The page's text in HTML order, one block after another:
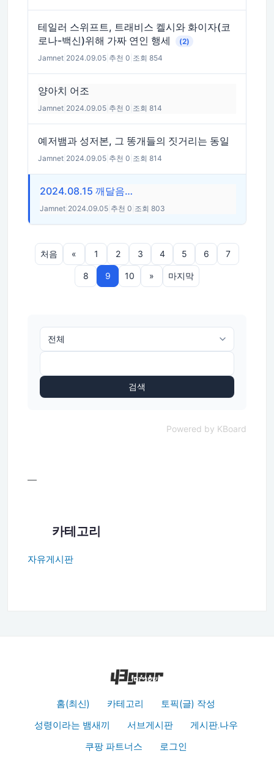
테일러 스위프트, 트래비스 켈시와 화이자(코
로나-백신)위해 가짜 연인 행세
(2)
Jamnet 2024.09.05 추천 0 조회 854
양아치 어조
Jamnet 2024.09.05 추천 0 조회 814
예저뱀과 성저본, 그 똥개들의 짓거리는 동일
Jamnet 2024.09.05 추천 0 조회 814
2024.08.15 깨달음…
Jamnet 2024.09.05 추천 0 조회 803
처음 « 1 2 3 4 5 6 7
8 9 10 » 마지막
검색
Powered by KBoard
—
카테고리
자유게시판
홈(최신) 카테고리
토픽(글) 작성
성령이라는 뱀새끼
서브게시판
게시판.나우
쿠팡 파트너스
로그인